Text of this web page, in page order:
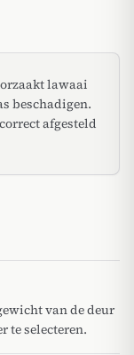
lawaai
beschadigen.
afgesteld
van de deur
te selecteren.